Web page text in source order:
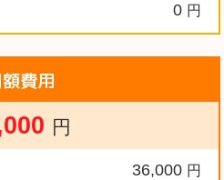
0 円
費用
円
36,000 円